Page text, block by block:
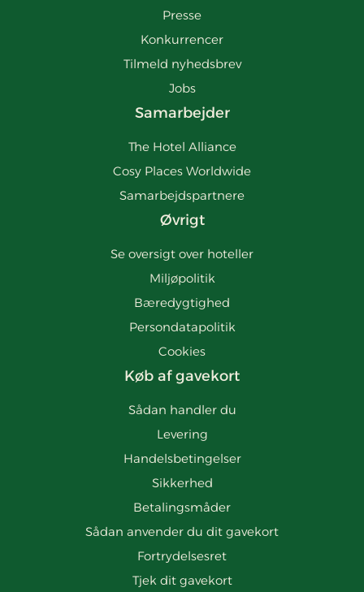
Presse
Konkurrencer
Tilmeld nyhedsbrev
Jobs
Samarbejder
The Hotel Alliance
Cosy Places Worldwide
Samarbejdspartnere
Øvrigt
Se oversigt over hoteller
Miljøpolitik
Bæredygtighed
Persondatapolitik
Cookies
Køb af gavekort
Sådan handler du
Levering
Handelsbetingelser
Sikkerhed
Betalingsmåder
Sådan anvender du dit gavekort
Fortrydelsesret
Tjek dit gavekort